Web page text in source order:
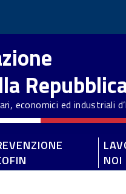
economici ed industriali
NOI